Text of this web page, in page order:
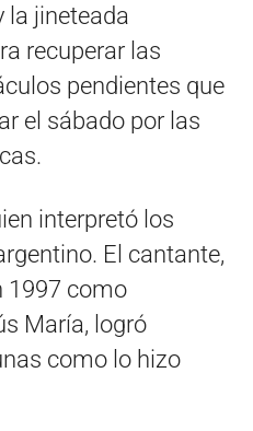
la jineteada
recuperar las
pendientes que
el sábado por las
interpretó los
El cantante,
1997 como
María, logró
como lo hizo